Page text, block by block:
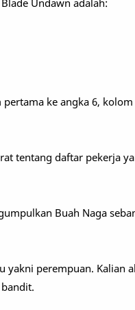
Undawn adalah:
ke angka 6,
tentang daftar pekerja
Buah Naga
yakni perempuan. Kalian